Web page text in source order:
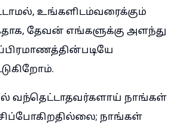
உங்களிடம்வரைக்கும்
தேவன் எங்களுக்கு அளந்து
வந்தெட்டாதவர்களாய் நாங்கள்
நாங்கள்